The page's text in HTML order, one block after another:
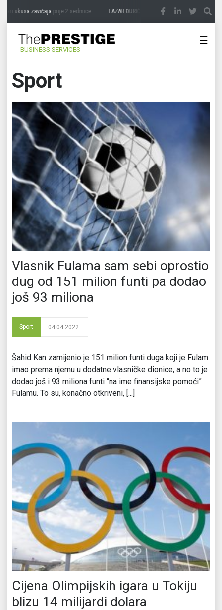
zavičajaprije 2 sedmice LAZAR ĐURIĆ: Promocija potencijal pretvara u
BUSINESS SERVICES
☰
Sport
Vlasnik Fulama sam sebi oprostio
dug od 151 milion funti pa dodao
još 93 miliona
Sport 04.04.2022.
Šahid Kan zamijenio je 151 milion funti duga koji je Fulam
imao prema njemu u dodatne vlasničke dionice, a no to je
dodao još i 93 miliona funti “na ime finansijske pomoći”
Fulamu. To su, konačno otkriveni, [...]
Cijena Olimpijskih igara u Tokiju
blizu 14 milijardi dolara